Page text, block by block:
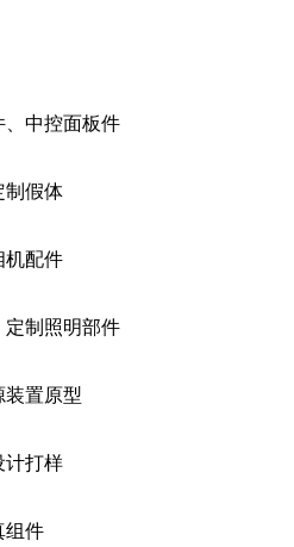
、中控面板件
制假体
机配件
定制照明部件
装置原型
计打样
组件